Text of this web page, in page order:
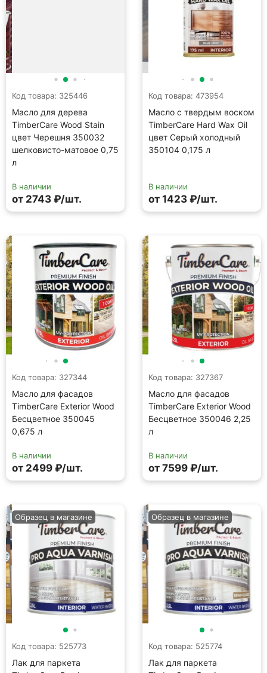
Код товара: 325446
Масло для дерева
TimberCare Wood Stain
цвет Черешня 350032
шелковисто-матовое 0,75
л
В наличии
от 2743 ₽/шт.
Код товара: 473954
Масло с твердым воском
TimberCare Hard Wax Oil
цвет Серый холодный
350104 0,175 л
В наличии
от 1423 ₽/шт.
Код товара: 327344
Масло для фасадов
TimberCare Exterior Wood
Бесцветное 350045
0,675 л
В наличии
от 2499 ₽/шт.
Код товара: 327367
Масло для фасадов
TimberCare Exterior Wood
Бесцветное 350046 2,25
л
В наличии
от 7599 ₽/шт.
Код товара: 525773
Лак для паркета
Образец в магазине
Код товара: 525774
Лак для паркета
Образец в магазине